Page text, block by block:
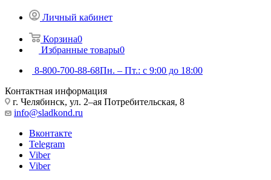
Личный кабинет
Корзина0
Избранные товары0
8-800-700-88-68Пн. – Пт.: с 9:00 до 18:00
Контактная информация
г. Челябинск, ул. 2–ая Потребительская, 8
info@sladkond.ru
Вконтакте
Telegram
Viber
Viber